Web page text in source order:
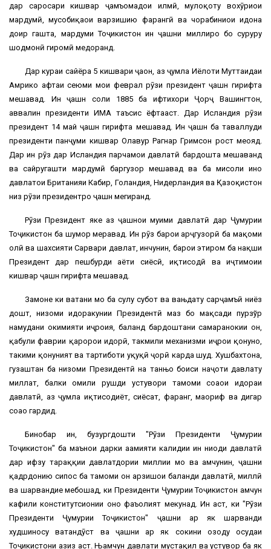
дар саросари кишвар ҷамъомадҳои илмӣ, мулоқоту вохӯриҳои
мардумӣ, мусобиқаҳои варзишию фарҳангӣ ва чорабиниҳои идона
доир гашта, мардуми Тоҷикистон ин ҷашни миллиро бо суруру
шодмонӣ гиромӣ медоранд.
Дар кураи сайёра 5 кишвари ҷаҳон, аз ҷумла Иёлоти Муттаҳидаи
Амрико ҳафтаи сеюми моҳи феврал рӯзи президент ҷашн гирифта
мешавад. Ин ҷашн соли 1885 ба ифтихори Ҷорҷ Вашингтон,
аввалин президенти ИМА таъсис ёфтааст. Дар Исландия рӯзи
президент 14 май ҷашн гирифта мешавад. Ин ҷашн ба таваллуди
президенти панҷуми кишвар Олавур Рагнар Гримсон рост меояд.
Дар ин рӯз дар Исландия парчамҳои давлатӣ бардошта мешаванд
ва сайругашти мардумӣ баргузор мешавад ва ба мисоли инҳо
давлатҳои Британияи Кабир, Голандия, Нидерландия ва Қазоқистон
низ рӯзи президентро ҷашн мегиранд.
Рӯзи Президент яке аз ҷашнҳои муҳими давлатӣ дар Ҷумҳурии
Тоҷикистон ба шумор меравад. Ин рӯз барои арҷгузорӣ ба мақоми
олӣ ва шахсияти Сарвари давлат, инчунин, барои эҳтиром ба нақши
Президент дар пешбурди ҳаёти сиёсӣ, иқтисодӣ ва иҷтимоии
кишвар ҷашн гирифта мешавад.
Замоне ки ватани мо ба сулҳу субот ва вањдату сарҷамъӣ ниёз
дошт, низоми идоракунии Президентӣ маҳз бо мақсади пурзўр
намудани ҳокимияти иҷроия, баланд бардоштани самаранокии он,
қабули фаврии қарорҳои идорӣ, такмили механизми иҷрои қонунҳо,
таҳкими қонуният ва тартиботи ҳуқуқӣ ҷорӣ карда шуд. Хушбахтона,
гузаштан ба низоми Президентӣ на танњо боиси наҷоти давлату
миллат, балки омили рушди устувори тамоми соҳаҳои идораи
давлатӣ, аз ҷумла иқтисодиёт, сиёсат, фарҳанг, маориф ва дигар
соҳаҳо гардид.
Бинобар ин, бузургдошти "Рӯзи Президенти Ҷумҳурии
Тоҷикистон" ба маънои дарки аҳамияти калидии ин ниҳоди давлатӣ
дар ҳифзу тараққии давлатдории миллии мо ва ҳамчунин, ҷашни
қадрдонию сипос ба тамоми он арзишҳои баланди давлатӣ, миллӣ
ва шаҳрвандие мебошад, ки Президенти Ҷумҳурии Тоҷикистон ҳамчун
кафили конститутсионии онҳо фаъолият мекунад. Ин аст, ки "Рӯзи
Президенти Ҷумҳурии Тоҷикистон" ҷашни ҳар як шаҳрванди
худшиносу ватандӯст ва ҷашни ҳар як сокини озоду осудаи
Тоҷикистони азиз аст. Њамчун давлати мустақил ва устувор ба як